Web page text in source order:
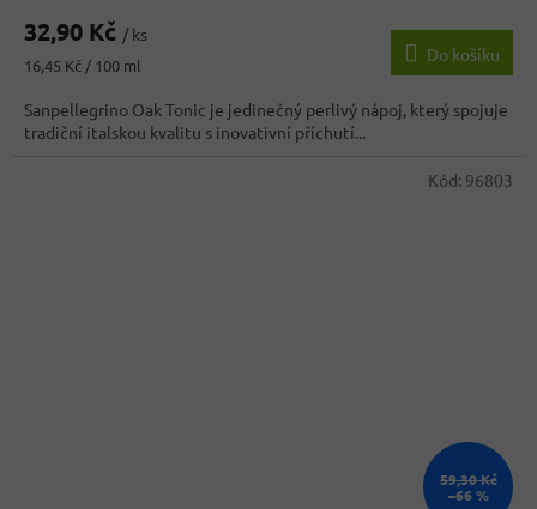
32,90 Kč / ks
Měrná
16,45 Kč / 100 ml
Do košíku
Sanpellegrino Oak Tonic je jedinečný perlivý nápoj, který spojuje
tradiční italskou kvalitu s inovativní příchutí...
59,30 Kč
–66 %
Kód: 96803